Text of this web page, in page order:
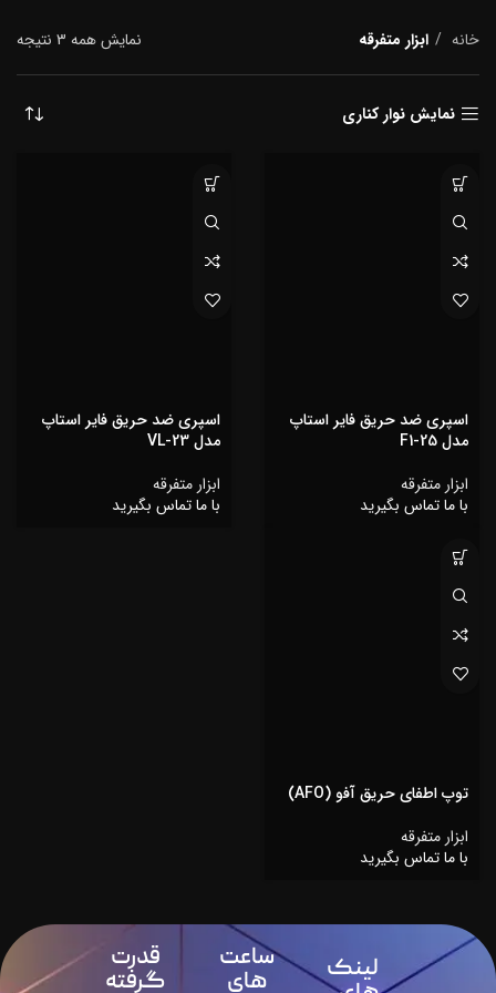
خانه ابزار متفرقه نمایش همه 3 نتیجه
نمایش نوار کناری
اسپری ضد حریق فایر استاپ
مدل F1-25
ابزار متفرقه
با ما تماس بگیرید
اسپری ضد حریق فایر استاپ
مدل VL-23
ابزار متفرقه
با ما تماس بگیرید
توپ اطفای حریق آفو (AFO)
ابزار متفرقه
با ما تماس بگیرید
لینک ساعت
های
قدرت
گرفته